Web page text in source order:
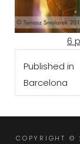
6
wpisu
Published in
Barcelona
COPYRIGHT